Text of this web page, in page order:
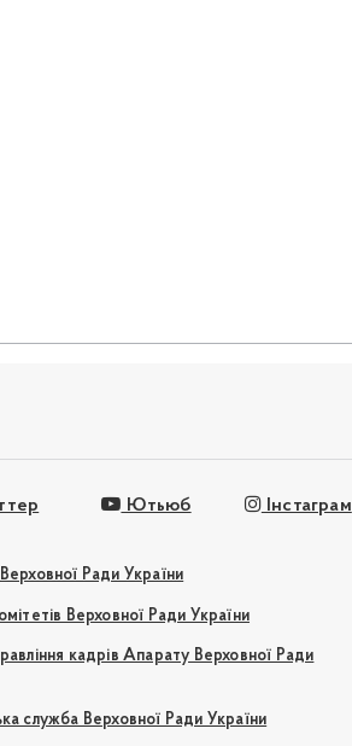
Ютьюб Інстаграм
Ради України
Верховної Ради України
кадрів Апарату Верховної Ради
служба Верховної Ради України